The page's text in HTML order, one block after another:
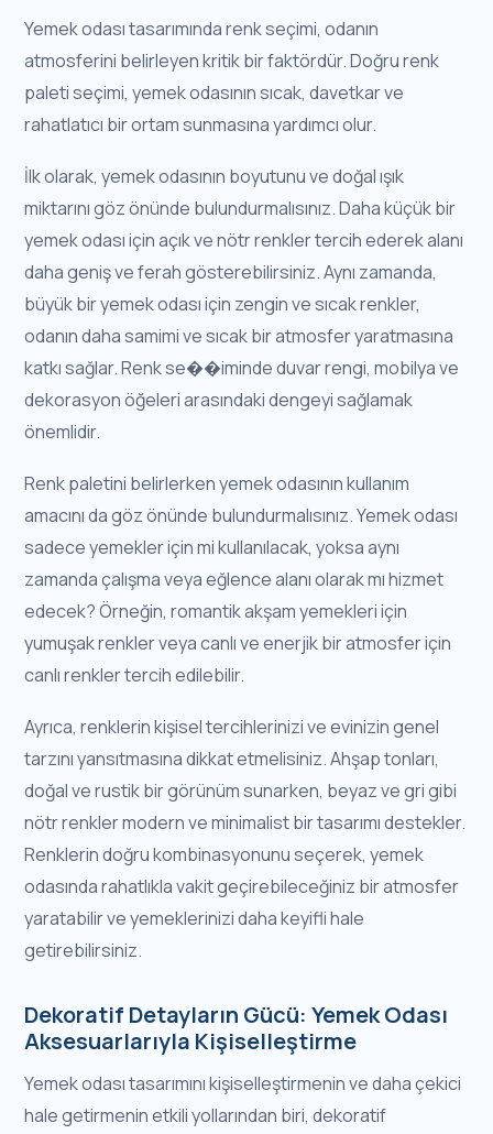
Yemek odası tasarımında renk seçimi, odanın
atmosferini belirleyen kritik bir faktördür. Doğru renk
paleti seçimi, yemek odasının sıcak, davetkar ve
rahatlatıcı bir ortam sunmasına yardımcı olur.
İlk olarak, yemek odasının boyutunu ve doğal ışık
miktarını göz önünde bulundurmalısınız. Daha küçük bir
yemek odası için açık ve nötr renkler tercih ederek alanı
daha geniş ve ferah gösterebilirsiniz. Aynı zamanda,
büyük bir yemek odası için zengin ve sıcak renkler,
odanın daha samimi ve sıcak bir atmosfer yaratmasına
katkı sağlar. Renk se��iminde duvar rengi, mobilya ve
dekorasyon öğeleri arasındaki dengeyi sağlamak
önemlidir.
Renk paletini belirlerken yemek odasının kullanım
amacını da göz önünde bulundurmalısınız. Yemek odası
sadece yemekler için mi kullanılacak, yoksa aynı
zamanda çalışma veya eğlence alanı olarak mı hizmet
edecek? Örneğin, romantik akşam yemekleri için
yumuşak renkler veya canlı ve enerjik bir atmosfer için
canlı renkler tercih edilebilir.
Ayrıca, renklerin kişisel tercihlerinizi ve evinizin genel
tarzını yansıtmasına dikkat etmelisiniz. Ahşap tonları,
doğal ve rustik bir görünüm sunarken, beyaz ve gri gibi
nötr renkler modern ve minimalist bir tasarımı destekler.
Renklerin doğru kombinasyonunu seçerek, yemek
odasında rahatlıkla vakit geçirebileceğiniz bir atmosfer
yaratabilir ve yemeklerinizi daha keyifli hale
getirebilirsiniz.
Dekoratif Detayların Gücü: Yemek Odası
Aksesuarlarıyla Kişiselleştirme
Yemek odası tasarımını kişiselleştirmenin ve daha çekici
hale getirmenin etkili yollarından biri, dekoratif